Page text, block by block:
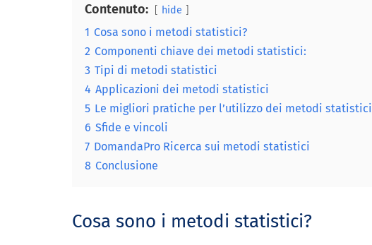
Contenuto: hide
1 Cosa sono i metodi statistici?
2 Componenti chiave dei metodi statistici:
3 Tipi di metodi statistici
4 Applicazioni dei metodi statistici
5 Le migliori pratiche per l’utilizzo dei metodi statistici
6 Sfide e vincoli
7 DomandaPro Ricerca sui metodi statistici
8 Conclusione
Cosa sono i metodi statistici?